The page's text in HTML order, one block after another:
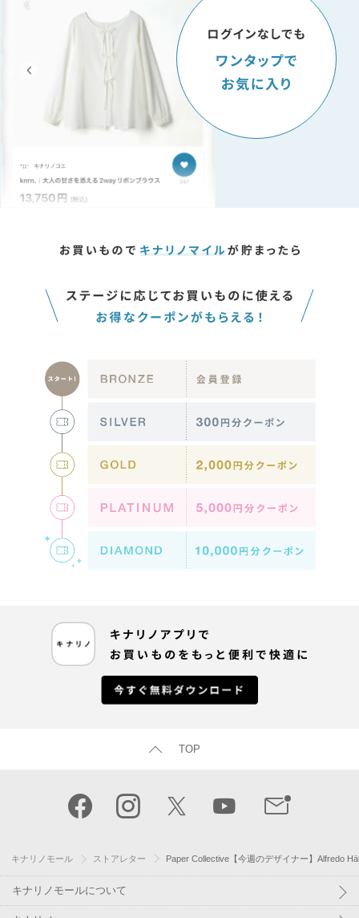
TOP
キナリノモール ストアレター Paper Collective【今週のデザイナー】Alfredo
キナリノモールについて